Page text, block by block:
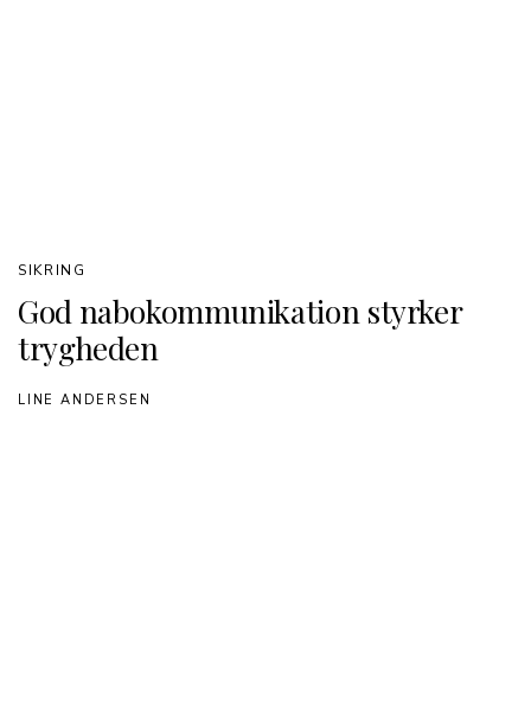
God nabokommunikation styrker
trygheden
SIKRING
LINE ANDERSEN